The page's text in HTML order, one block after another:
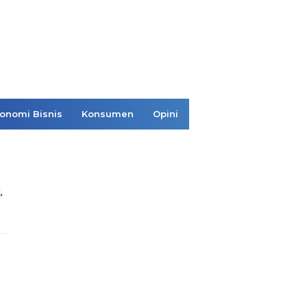
Bisnis Konsumen Opini